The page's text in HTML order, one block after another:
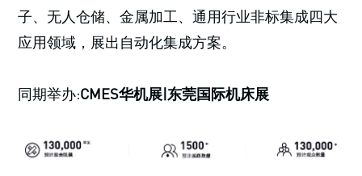
子、无人仓储、金属加工、通用行业非标集成四大
应用领域，展出自动化集成方案。
同期举办:CMES华机展|东莞国际机床展